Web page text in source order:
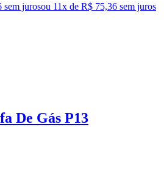
sem jurosou 11x de R$ 75,36 sem juros
De Gás P13